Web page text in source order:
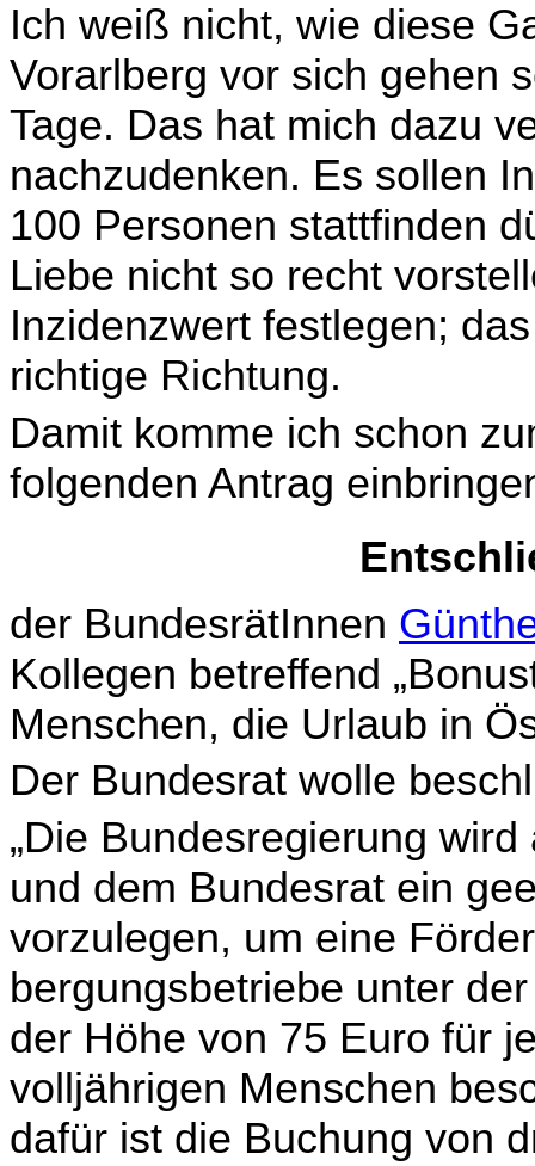
Ich weiß nicht, wie diese
Vorarlberg vor sich gehen
Tage. Das hat mich dazu
nachzudenken. Es sollen
100 Personen stattfinden
Liebe nicht so recht
Inzidenzwert festlegen;
richtige Richtung.
Damit komme ich schon
folgenden Antrag
der BundesrätInnen
Kollegen betreffend
Menschen, die Urlaub in
Der Bundesrat wolle
„Die Bundesregierung
und dem Bundesrat ein
vorzulegen, um eine
bergungsbetriebe unter
der Höhe von 75 Euro für
volljährigen Menschen
dafür ist die Buchung von